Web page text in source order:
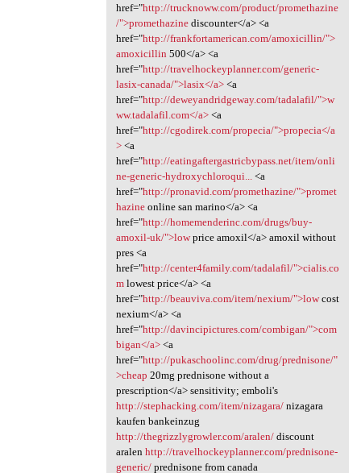
href="http://trucknoww.com/product/promethazine
/">promethazinediscounter</a> <a
href="http://frankfortamerican.com/amoxicillin/">
amoxicillin 500</a> <a
href="http://travelhockeyplanner.com/generic-
lasix-canada/">lasix</a><a
href="http://deweyandridgeway.com/tadalafil/">w
ww.tadalafil.com</a><a
href="http://cgodirek.com/propecia/">propecia</a
><a
href="http://eatingaftergastricbypass.net/item/onli
ne-generic-hydroxychloroqui...<a
href="http://pronavid.com/promethazine/">promet
hazineonline san marino</a> <a
href="http://homemenderinc.com/drugs/buy-
amoxil-uk/">lowprice amoxil</a> amoxil without
pres <a
href="http://center4family.com/tadalafil/">cialis.co
mlowest price</a> <a
href="http://beauviva.com/item/nexium/">lowcost
nexium</a> <a
href="http://davincipictures.com/combigan/">com
bigan</a><a
href="http://pukaschoolinc.com/drug/prednisone/"
>cheap 20mg prednisone without a
prescription</a> sensitivity; emboli's
http://stephacking.com/item/nizagara/nizagara
kaufen bankeinzug
http://thegrizzlygrowler.com/aralen/discount
aralen http://travelhockeyplanner.com/prednisone-
generic/prednisone from canada